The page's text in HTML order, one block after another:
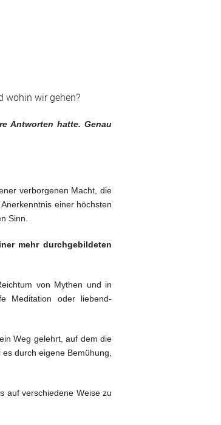
wohin wir gehen?
Antworten hatte. Genau
verborgenen Macht, die
einer höchsten
Sinn.
mehr durchgebildeten
von Mythen und in
Meditation oder liebend-
Weg gelehrt, auf dem die
durch eigene Bemühung,
auf verschiedene Weise zu